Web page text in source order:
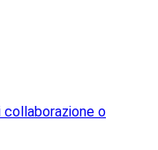
collaborazione o